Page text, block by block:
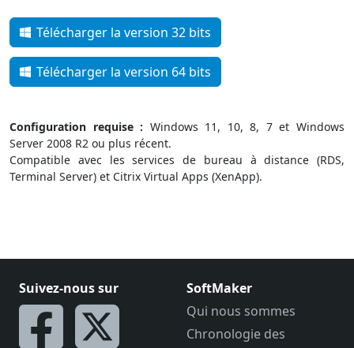
Télécharger la version 32 bits
Télécharger la version 64 bits
Configuration requise : Windows 11, 10, 8, 7 et Windows
Server 2008 R2 ou plus récent.
Compatible avec les services de bureau à distance (RDS,
Terminal Server) et Citrix Virtual Apps (XenApp).
Suivez-nous sur
SoftMaker
Qui nous sommes
Chronologie des